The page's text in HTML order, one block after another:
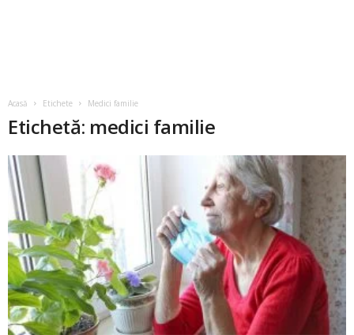
Acasă Etichete Medici familie
Etichetă: medici familie